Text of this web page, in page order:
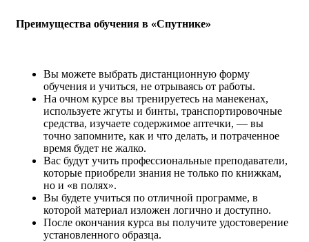
Преимущества обучения в «Спутнике»
Вы можете выбрать дистанционную форму
обучения и учиться, не отрываясь от работы.
На очном курсе вы тренируетесь на манекенах,
используете жгуты и бинты, транспортировочные
средства, изучаете содержимое аптечки, — вы
точно запомните, как и что делать, и потраченное
время будет не жалко.
Вас будут учить профессиональные преподаватели,
которые приобрели знания не только по книжкам,
но и «в полях».
Вы будете учиться по отличной программе, в
которой материал изложен логично и доступно.
После окончания курса вы получите удостоверение
установленного образца.